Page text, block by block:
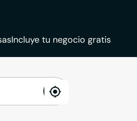
Incluye tu negocio gratis
enable